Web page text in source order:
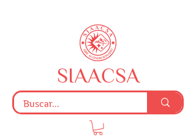
SIAACSA